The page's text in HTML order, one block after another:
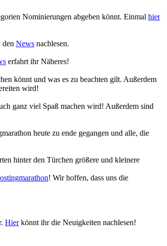
Nominierungen abgeben könnt. Einmal hier
den News nachlesen.
erfahrt ihr Näheres!
könnt und was es zu beachten gilt. Außerdem
wird!
ganz viel Spaß machen wird! Außerdem sind
heute zu ende gegangen und alle, die
hinter den Türchen größere und kleinere
! Wir hoffen, dass uns die
Hierkönnt ihr die Neuigkeiten nachlesen!